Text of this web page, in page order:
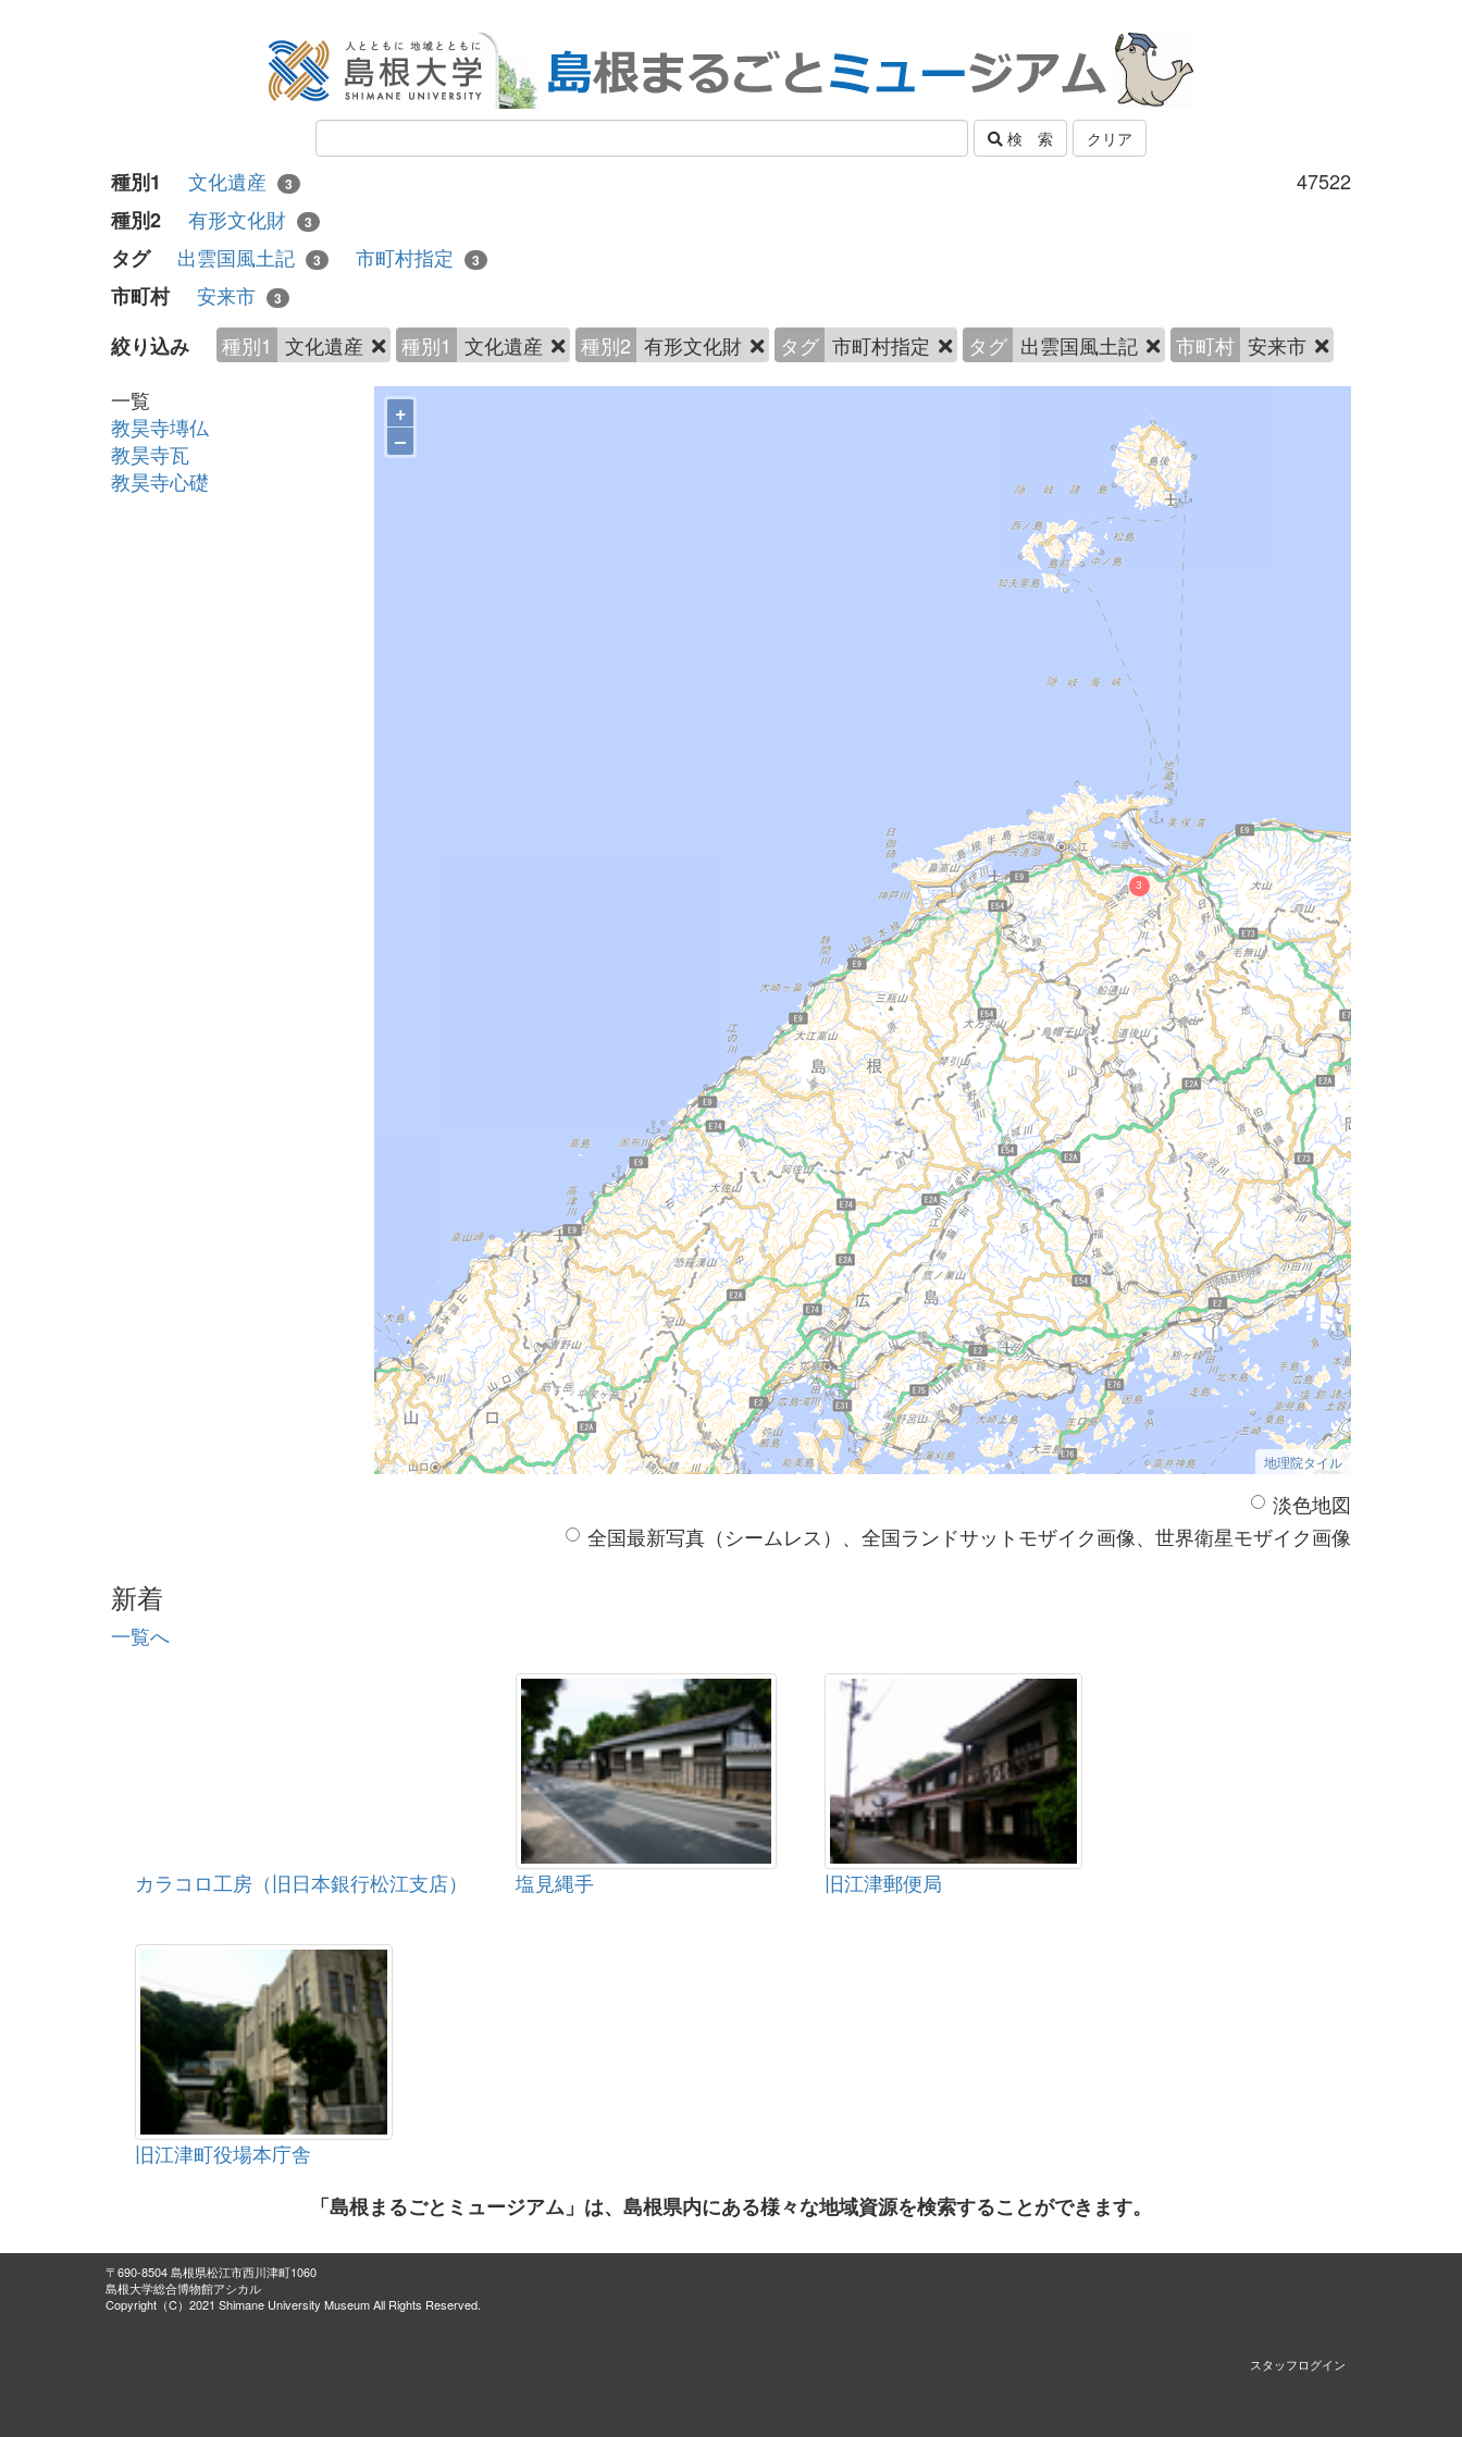
検 索 クリア
47522
種別1 文化遺産 3
種別2 有形文化財 3
タグ 出雲国風土記 3 市町村指定 3
市町村 安来市 3
絞り込み 種別1 文化遺産 種別1 文化遺産 種別2 有形文化財 タグ 市町村指定 タグ 出雲国風土記 市町村 安来市
一覧
教昊寺塼仏
教昊寺瓦
教昊寺心礎
+
–
地理院タイル
淡色地図
全国最新写真（シームレス）、全国ランドサットモザイク画像、世界衛星モザイク画像
新着
一覧へ
カラコロ工房（旧日本銀行松江支店） 塩見縄手 旧江津郵便局
旧江津町役場本庁舎
「島根まるごとミュージアム」は、島根県内にある様々な地域資源を検索することができます。
〒690-8504 島根県松江市西川津町1060
島根大学総合博物館アシカル
Copyright（C）2021 Shimane University Museum All Rights Reserved.
スタッフログイン